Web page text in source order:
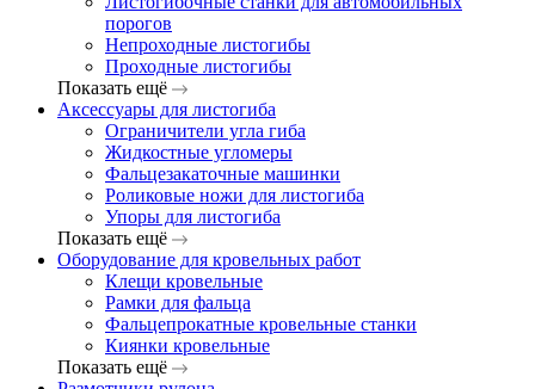
порогов
Непроходные листогибы
Проходные листогибы
Показать ещё
Аксессуары для листогиба
Ограничители угла гиба
Жидкостные угломеры
Фальцезакаточные машинки
Роликовые ножи для листогиба
Упоры для листогиба
Показать ещё
Оборудование для кровельных работ
Клещи кровельные
Рамки для фальца
Фальцепрокатные кровельные станки
Киянки кровельные
Показать ещё